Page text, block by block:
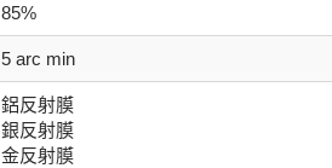
85%
5 arc min
鋁反射膜
銀反射膜
金反射膜